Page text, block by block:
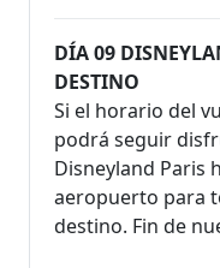
DÍA 09
DESTINO
Si el horario del
podrá seguir
Disneyland Paris
aeropuerto para
destino. Fin de